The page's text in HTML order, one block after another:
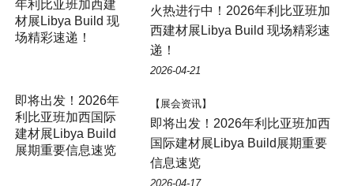
火热进行中！2026年利比亚班加
西建材展Libya Build 现场精彩速
递！
2026-04-21
【展会资讯】
即将出发！2026年利比亚班加西
国际建材展Libya Build展期重要
信息速览
2026-04-17